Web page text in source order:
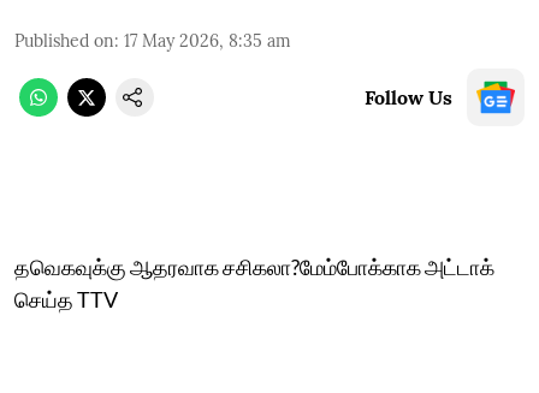
Published on: 17 May 2026, 8:35 am
Follow Us
தவெகவுக்கு ஆதரவாக சசிகலா?மேம்போக்காக அட்டாக்
செய்த TTV